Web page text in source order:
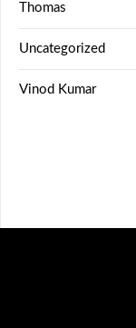
Thomas
Uncategorized
Vinod Kumar